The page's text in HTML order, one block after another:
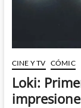
Marvel
(XIII)
CINE Y TV CÓMIC
Loki: